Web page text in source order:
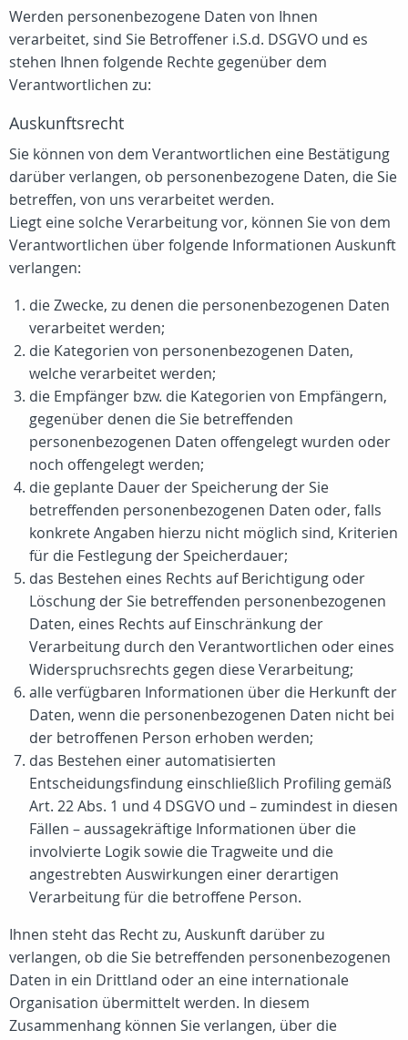
Werden personenbezogene Daten von Ihnen
verarbeitet, sind Sie Betroffener i.S.d. DSGVO und es
stehen Ihnen folgende Rechte gegenüber dem
Verantwortlichen zu:
Auskunftsrecht
Sie können von dem Verantwortlichen eine Bestätigung
darüber verlangen, ob personenbezogene Daten, die Sie
betreffen, von uns verarbeitet werden.
Liegt eine solche Verarbeitung vor, können Sie von dem
Verantwortlichen über folgende Informationen Auskunft
verlangen:
die Zwecke, zu denen die personenbezogenen Daten
verarbeitet werden;
die Kategorien von personenbezogenen Daten,
welche verarbeitet werden;
die Empfänger bzw. die Kategorien von Empfängern,
gegenüber denen die Sie betreffenden
personenbezogenen Daten offengelegt wurden oder
noch offengelegt werden;
die geplante Dauer der Speicherung der Sie
betreffenden personenbezogenen Daten oder, falls
konkrete Angaben hierzu nicht möglich sind, Kriterien
für die Festlegung der Speicherdauer;
das Bestehen eines Rechts auf Berichtigung oder
Löschung der Sie betreffenden personenbezogenen
Daten, eines Rechts auf Einschränkung der
Verarbeitung durch den Verantwortlichen oder eines
Widerspruchsrechts gegen diese Verarbeitung;
alle verfügbaren Informationen über die Herkunft der
Daten, wenn die personenbezogenen Daten nicht bei
der betroffenen Person erhoben werden;
das Bestehen einer automatisierten
Entscheidungsfindung einschließlich Profiling gemäß
Art. 22 Abs. 1 und 4 DSGVO und – zumindest in diesen
Fällen – aussagekräftige Informationen über die
involvierte Logik sowie die Tragweite und die
angestrebten Auswirkungen einer derartigen
Verarbeitung für die betroffene Person.
Ihnen steht das Recht zu, Auskunft darüber zu
verlangen, ob die Sie betreffenden personenbezogenen
Daten in ein Drittland oder an eine internationale
Organisation übermittelt werden. In diesem
Zusammenhang können Sie verlangen, über die